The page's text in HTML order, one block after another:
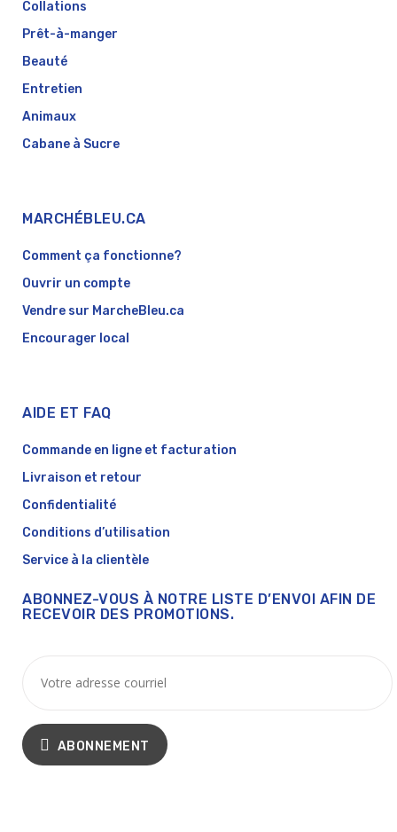
Collations
Prêt-à-manger
Beauté
Entretien
Animaux
Cabane à Sucre
MARCHÉBLEU.CA
Comment ça fonctionne?
Ouvrir un compte
Vendre sur MarcheBleu.ca
Encourager local
AIDE ET FAQ
Commande en ligne et facturation
Livraison et retour
Confidentialité
Conditions d’utilisation
Service à la clientèle
ABONNEZ-VOUS À NOTRE LISTE D’ENVOI AFIN DE
RECEVOIR DES PROMOTIONS.
ABONNEMENT